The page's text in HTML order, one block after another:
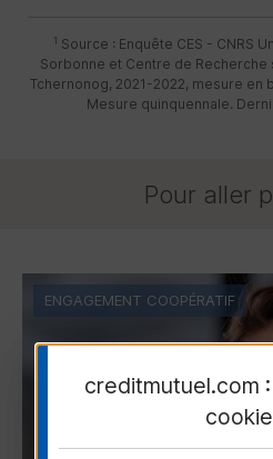
1 Source : Enquête CES - CNRS
Sorbonne et Centre de Recherche
Tchernonog, 2021-2022, mesure en
Mesure quinquennale.
Pour aller
ENGAGEMENT COOPÉRATIF
creditmutuel.com